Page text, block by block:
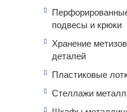
подвесы и крюки
Хранение
деталей
Пластиковые
Стеллажи